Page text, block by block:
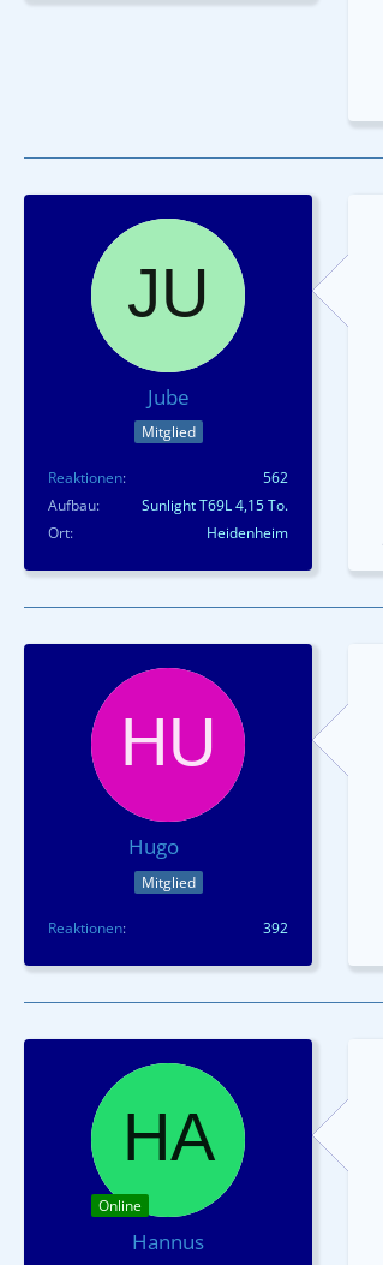
Jube
Mitglied
Reaktionen
562
Aufbau
Sunlight T69L 4,15 To.
Ort
Heidenheim
Hugo
Mitglied
Reaktionen 392
Online
Hannus